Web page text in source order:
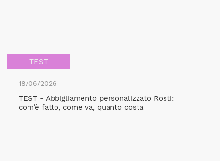
TEST
18/06/2026
TEST - Abbigliamento personalizzato Rosti:
com’è fatto, come va, quanto costa